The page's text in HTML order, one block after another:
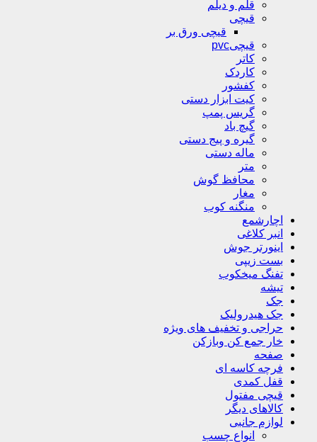
قلم و دیلم
قیچی
قیچی ورق بر
قیچیpvc
کاتر
کاردک
کفشور
کیت ابزار دستی
گریس پمپ
گیچ باد
گیره و پیج دستی
ماله دستی
متر
محافظ گوش
مغار
منگنه کوب
اچارشمع
انبر کلاغی
اینورتر جوش
بست زیپی
تفنگ میخکوب
تیشه
جک
جک هیدرولیک
حراجی و تخفیف های ویژه
خار جمع کن وبازکن
صفحه
فرچه کاسه ای
قفل کمدی
قیچی مفتول
کالاهای دیگر
لوازم جانبی
انواع چسب